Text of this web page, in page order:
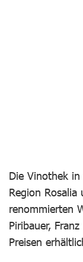
Die Vinothek in
Region
renommierten
Piribauer,
Preisen